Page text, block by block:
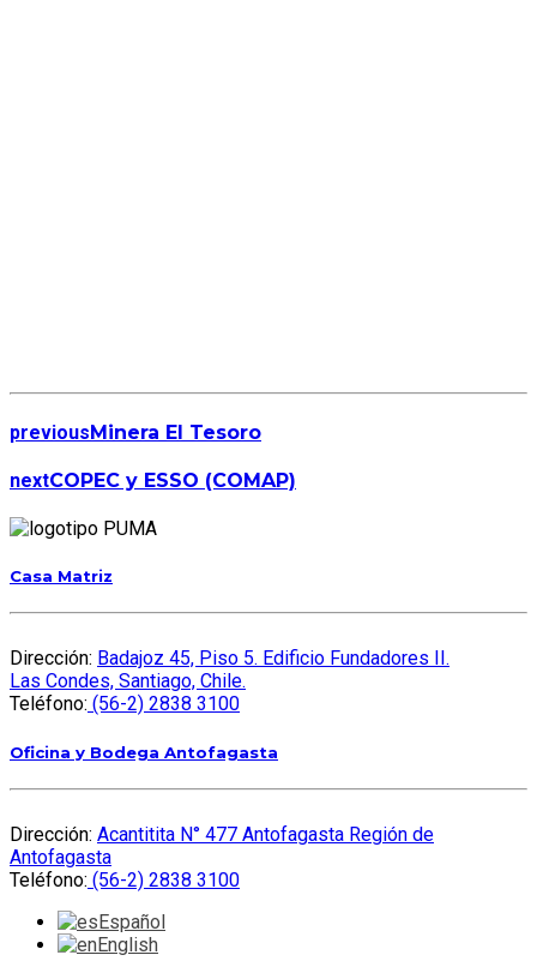
previousMinera El Tesoro
nextCOPEC y ESSO (COMAP)
Casa Matriz
Dirección: Badajoz 45, Piso 5. Edificio Fundadores II.
Las Condes, Santiago, Chile.
Teléfono: (56-2) 2838 3100
Oficina y Bodega Antofagasta
Dirección: Acantitita N° 477 Antofagasta Región de
Antofagasta
Teléfono: (56-2) 2838 3100
Español
English